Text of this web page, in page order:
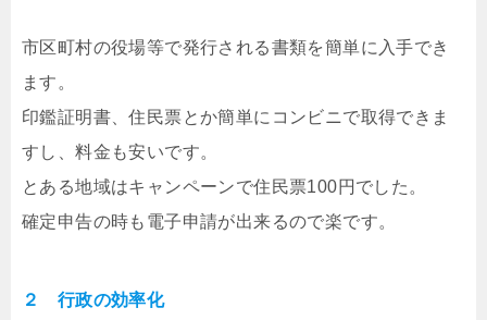
市区町村の役場等で発行される書類を簡単に入手でき
ます。
印鑑証明書、住民票とか簡単にコンビニで取得できま
すし、料金も安いです。
とある地域はキャンペーンで住民票100円でした。
確定申告の時も電子申請が出来るので楽です。
２ 行政の効率化